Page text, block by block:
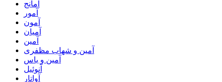
آمانج
آمور
آمون
آمیان
آمین
آمین و شهاب مظفری
آمین و یاس
آنوئیل
آواتار